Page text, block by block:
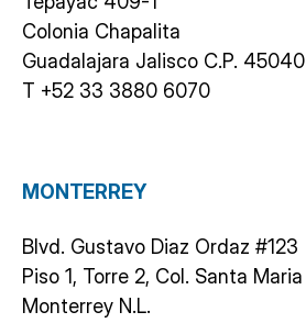
Colonia Chapalita
Guadalajara Jalisco C.P. 45040
T +52 33 3880 6070
MONTERREY
Blvd. Gustavo Diaz Ordaz #123
Piso 1, Torre 2, Col. Santa Maria
Monterrey N.L.